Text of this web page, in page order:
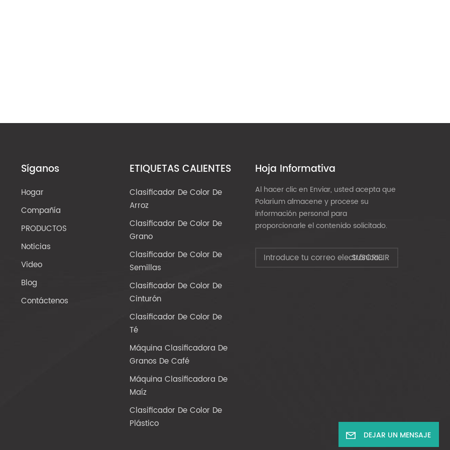
Síganos
Hogar
Compañía
PRODUCTOS
Noticias
Video
Blog
Contáctenos
ETIQUETAS CALIENTES
Clasificador De Color De
Arroz
Clasificador De Color De
Grano
Clasificador De Color De
Semillas
Clasificador De Color De
Cinturón
Clasificador De Color De
Té
Máquina Clasificadora De
Granos De Café
Máquina Clasificadora De
Maíz
Clasificador De Color De
Plástico
Hoja Informativa
Al hacer clic en Enviar, usted acepta que
Polarium almacene y procese su
información personal para
proporcionarle el contenido solicitado.
DEJAR UN MENSAJE